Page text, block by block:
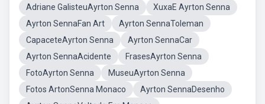
Adriane GalisteuAyrton Senna
XuxaE Ayrton Senna
Ayrton SennaFan Art
Ayrton SennaToleman
CapaceteAyrton Senna
Ayrton SennaCar
Ayrton SennaAcidente
FrasesAyrton Senna
FotoAyrton Senna
MuseuAyrton Senna
Fotos ArtonSenna Monaco
Ayrton SennaDesenho